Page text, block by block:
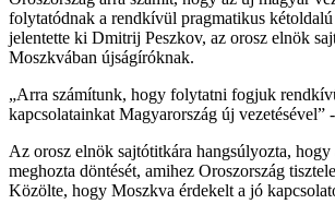
folytatódnak a rendkívül pragmatikus
jelentette ki Dmitrij Peszkov, az orosz elnök
Moszkvában újságíróknak.
„Arra számítunk, hogy folytatni fogjuk
kapcsolatainkat Magyarország új vezetésével”
Az orosz elnök sajtótitkára hangsúlyozta, hogy
meghozta döntését, amihez Oroszország
Közölte, hogy Moszkva érdekelt a jó